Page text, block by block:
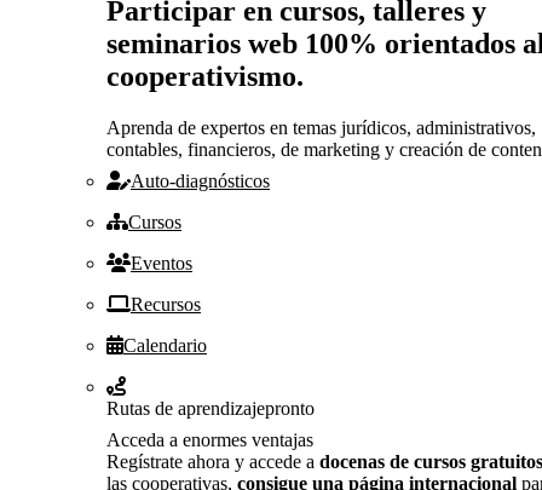
Participar en cursos, talleres y
seminarios web 100% orientados
cooperativismo.
Aprenda de expertos en temas jurídicos, administrativos,
contables, financieros, de marketing y creación de
Auto-diagnósticos
Cursos
Eventos
Recursos
Calendario
Rutas de aprendizajepronto
Acceda a enormes ventajas
Regístrate ahora y accede a docenas de cursos gratuitos
las cooperativas, consigue una página internacional